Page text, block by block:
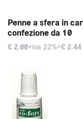
Penne a sfera in
confezione da 10
€ 2.00+iva 22%=€ 2.44